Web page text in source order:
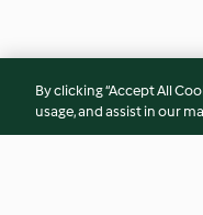
By clicking “Accept All
usage, and assist in our